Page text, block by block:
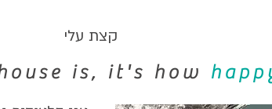
קצת עלי
is, it's how